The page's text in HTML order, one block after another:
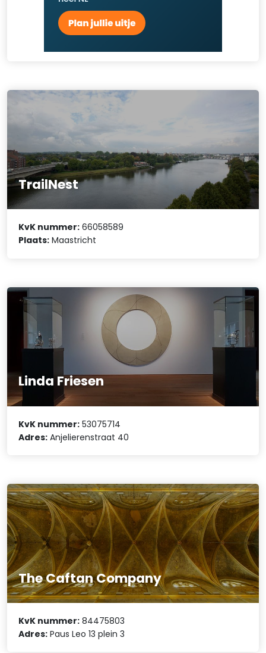
TrailNest
KvK nummer: 66058589
Plaats: Maastricht
Linda Friesen
KvK nummer: 53075714
Adres: Anjelierenstraat 40
The Caftan Company
KvK nummer: 84475803
Adres: Paus Leo 13 plein 3